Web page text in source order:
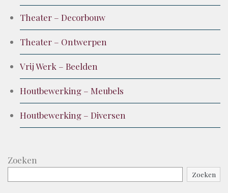
Theater – Decorbouw
Theater – Ontwerpen
Vrij Werk – Beelden
Houtbewerking – Meubels
Houtbewerking – Diversen
Zoeken
Zoeken